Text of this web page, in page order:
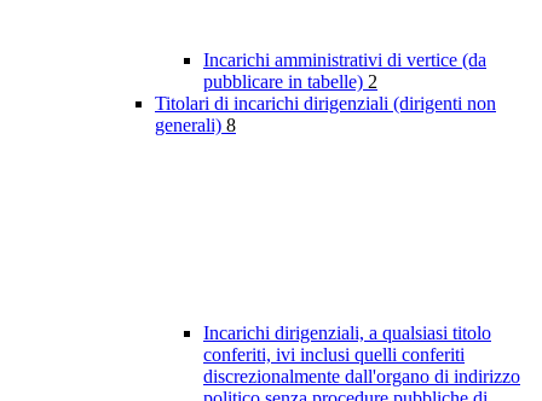
Incarichi amministrativi di vertice (da
pubblicare in tabelle) 2
Titolari di incarichi dirigenziali (dirigenti non
generali) 8
Incarichi dirigenziali, a qualsiasi titolo
conferiti, ivi inclusi quelli conferiti
discrezionalmente dall'organo di indirizzo